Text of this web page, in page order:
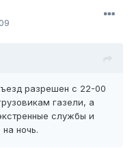
разрешен с 22-00
газели, а
службы и
ночь.